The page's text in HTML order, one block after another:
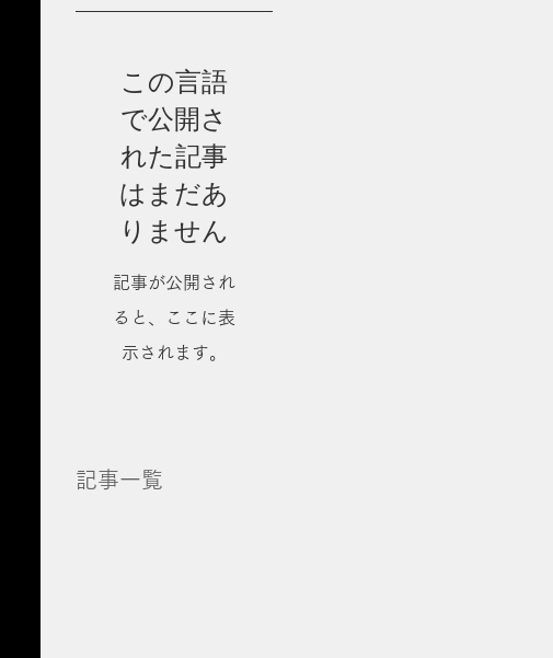
この言語
で公開さ
れた記事
はまだあ
りません
記事が公開され
ると、ここに表
示されます。
記事一覧